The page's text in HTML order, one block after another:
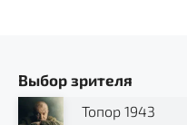
Выбор зрителя
Топор 1943